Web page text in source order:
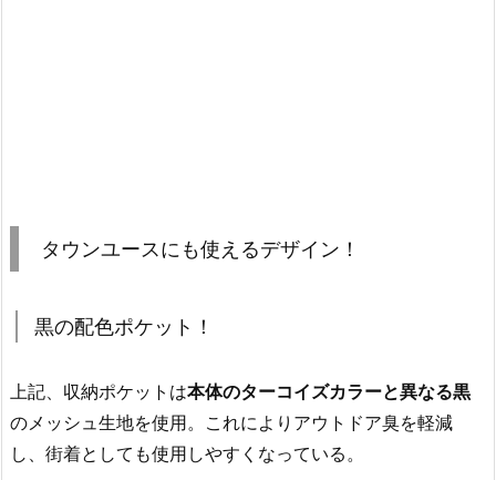
タウンユースにも使えるデザイン！
黒の配色ポケット！
上記、収納ポケットは本体のターコイズカラーと異なる黒
のメッシュ生地を使用。これによりアウトドア臭を軽減
し、街着としても使用しやすくなっている。